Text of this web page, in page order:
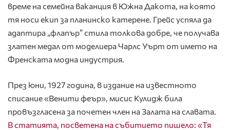
време на семейна ваканция в Южна Дакота, на която
тя носи екип за планинско катерене. Грейс успяла да
адаптира „флапър” стила толкова добре, че получава
златен медал от моделиера Чарлс Уърт от името на
Френската модна индустрия.
През юни, 1927 година, в издание на известното
списание «Венити феър», мисис Кулидж била
провъзгласена за почетен член на Залата на славата.
В статията, посветена на събитието пишело: «Тя